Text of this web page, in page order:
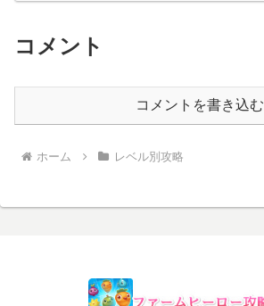
コメント
コメントを書き込む
ホーム レベル別攻略